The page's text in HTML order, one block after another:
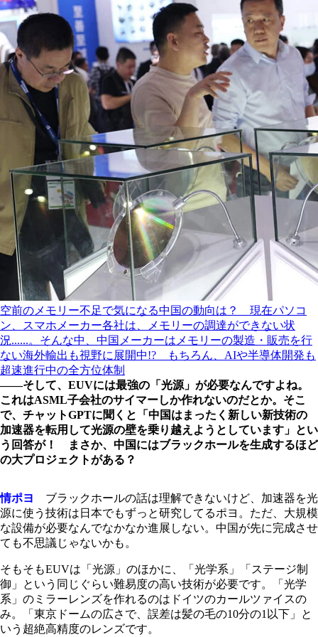
空前のメモリー不足で気になる中国の動向は？ 現在パソコ
ン、スマホメーカー各社は、メモリーの調達ができない状
況......。そんな中、中国メーカーはメモリーの製造・販売を行
ない海外輸出も視野に展開中!? もちろん、AIや半導体開発も
超速進行中の全方位体制
――そして、EUVには最強の「光源」が必要なんですよね。
これはASML子会社のサイマーしか作れないのだとか。そこ
で、チャットGPTに聞くと「中国はまったく新しい新技術の
加速器を転用して光源の壁を乗り越えようとしています」とい
う回答が！ まさか、中国にはブラックホールを生成するほど
の大プロジェクトがある？
情ポヨ
ブラックホールの話は理解できないけど、加速器を光
源に使う技術は日本でもずっと研究してるポヨ。ただ、大規模
な設備が必要なんでなかなか進展しない。中国が先に完成させ
ても不思議じゃないかも。
そもそもEUVは「光源」のほかに、「光学系」「ステージ制
御」という同じぐらい難易度の高い技術が必要です。「光学
系」のミラーレンズを作れるのはドイツのカールツァイスの
み。「東京ドームの広さで、誤差は髪の毛の10分の1以下」と
いう超絶高精度のレンズです。